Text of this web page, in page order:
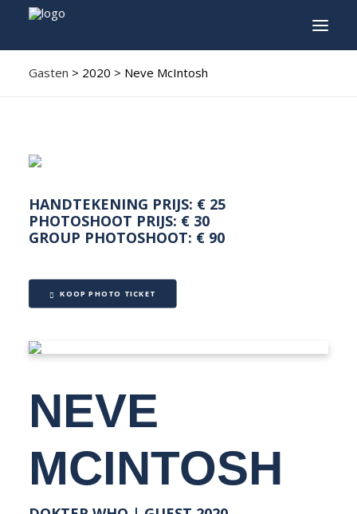
CONTACT
Gasten > 2020 > Neve McIntosh
HANDTEKENING PRIJS: € 25
PHOTOSHOOT PRIJS: € 30
GROUP PHOTOSHOOT: € 90
KOOP PHOTO TICKET
NEVE
MCINTOSH